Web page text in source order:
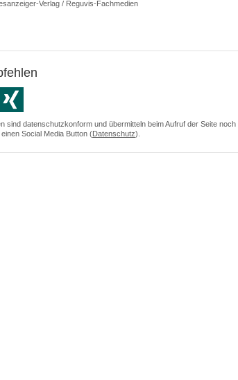
Verlag / Reguvis-Fachmedien
sind datenschutzkonform und übermitteln beim Aufruf der Seite
Social Media Button (Datenschutz).